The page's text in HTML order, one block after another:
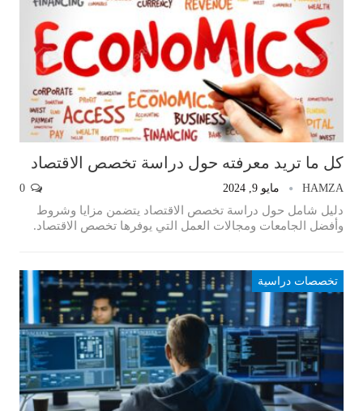
كل ما تريد معرفته حول دراسة تخصص الاقتصاد
HAMZA مايو 9, 2024
دليل شامل حول دراسة تخصص الاقتصاد يتضمن مزايا وشروط
وأفضل الجامعات ومجالات العمل التي يوفرها تخصص الاقتصاد.
تخصصات دراسية